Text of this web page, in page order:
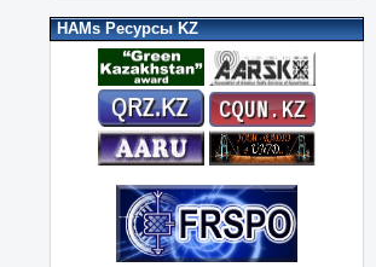
HAMs Ресурсы KZ